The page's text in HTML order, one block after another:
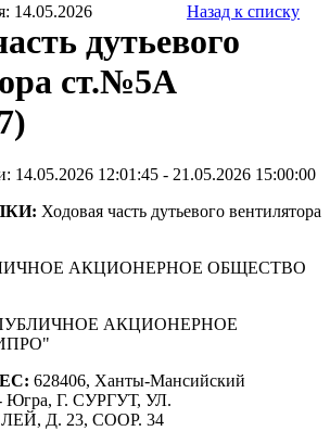
14.05.2026 Назад к списку
дутьевого
ст.№5А
14.05.2026 12:01:45 - 21.05.2026 15:00:00
Ходовая часть дутьевого вентилятора
АКЦИОНЕРНОЕ ОБЩЕСТВО
АКЦИОНЕРНОЕ
628406, Ханты-Мансийский
Югра, Г. СУРГУТ, УЛ.
Д. 23, СООР. 34